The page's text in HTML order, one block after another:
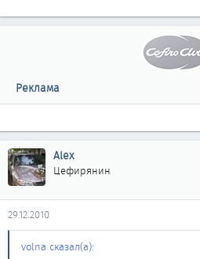
Реклама
Alex
Цефирянин
29.12.2010
volna сказал(а):